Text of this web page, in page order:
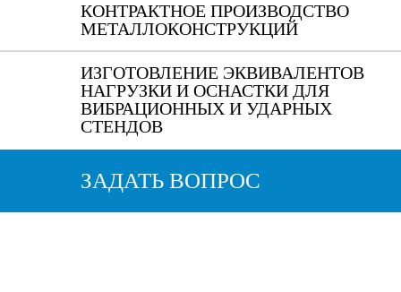
КОНТРАКТНОЕ ПРОИЗВОДСТВО
МЕТАЛЛОКОНСТРУКЦИЙ
ИЗГОТОВЛЕНИЕ ЭКВИВАЛЕНТОВ
НАГРУЗКИ И ОСНАСТКИ ДЛЯ
ВИБРАЦИОННЫХ И УДАРНЫХ
СТЕНДОВ
ЗАДАТЬ ВОПРОС